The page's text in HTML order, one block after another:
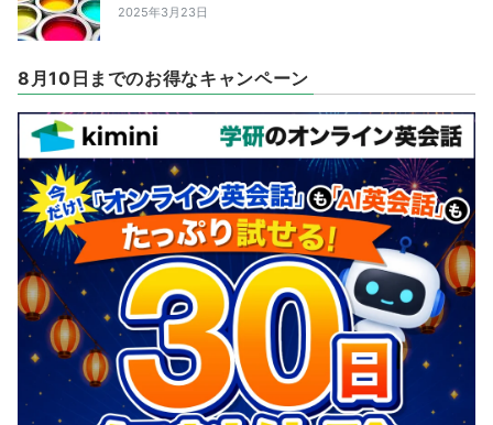
2025年3月23日
8月10日までのお得なキャンペーン